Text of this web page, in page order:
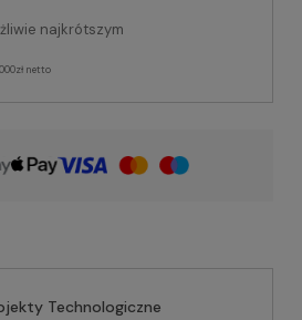
najkrótszym
netto
Technologiczne